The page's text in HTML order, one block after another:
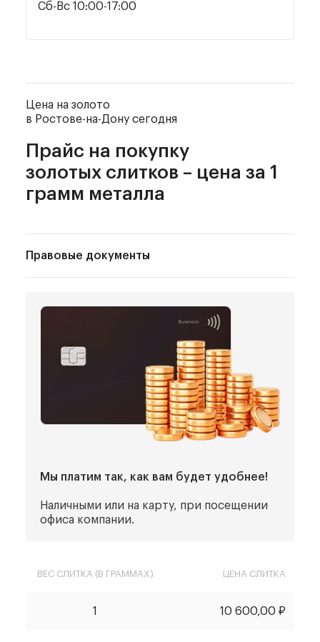
Сб-Вс 10:00-17:00
Цена на золото
в Ростове-на-Дону сегодня
Прайс на покупку
золотых слитков – цена за 1
грамм металла
Правовые документы
Мы платим так, как вам будет удобнее!
Наличными или на карту, при посещении
офиса компании.
ВЕС СЛИТКА (В ГРАММАХ) ЦЕНА СЛИТКА
1 10 600,00 ₽